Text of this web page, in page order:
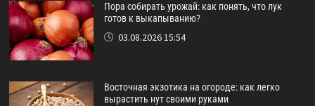
Пора собирать урожай: как понять, что лук
готов к выкапыванию?
03.08.2026 15:54
Восточная экзотика на огороде: как легко
вырастить нут своими руками